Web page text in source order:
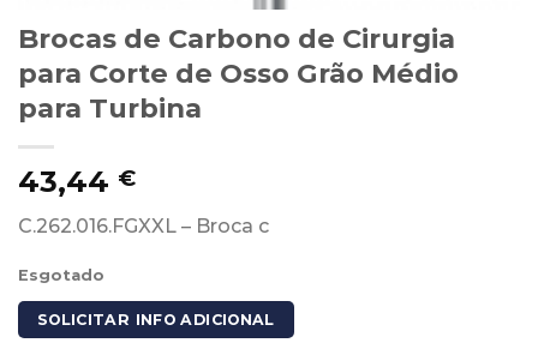
Brocas de Carbono de Cirurgia
para Corte de Osso Grão Médio
para Turbina
43,44 €
C.262.016.FGXXL – Broca c
Esgotado
SOLICITAR INFO ADICIONAL